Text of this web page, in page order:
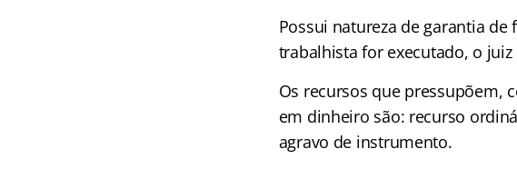
Possui natureza de garantia
trabalhista for executado, o
Os recursos que pressupõem,
em dinheiro são: recurso
agravo de instrumento.